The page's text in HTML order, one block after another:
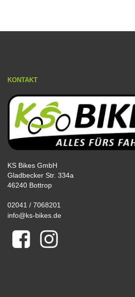
KONTAKT
KS Bikes GmbH
Gladbecker Str. 334a
46240 Bottrop
02041 / 7068201
info@ks-bikes.de